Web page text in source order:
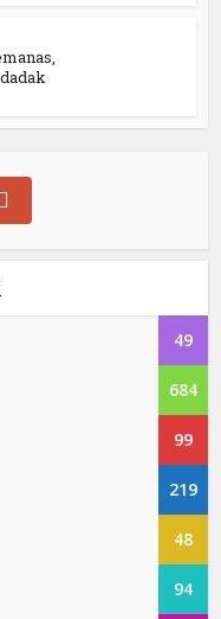
49
684
99
219
48
94